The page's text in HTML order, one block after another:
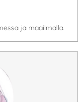
ja maailmalla.